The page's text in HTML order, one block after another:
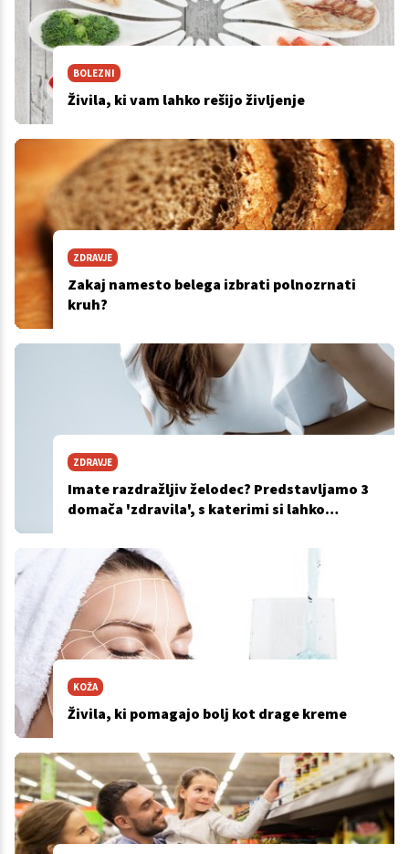
BOLEZNI
Živila, ki vam lahko rešijo življenje
ZDRAVJE
Zakaj namesto belega izbrati polnozrnati
kruh?
ZDRAVJE
Imate razdražljiv želodec? Predstavljamo 3
domača 'zdravila', s katerimi si lahko
KOŽA
Živila, ki pomagajo bolj kot drage kreme